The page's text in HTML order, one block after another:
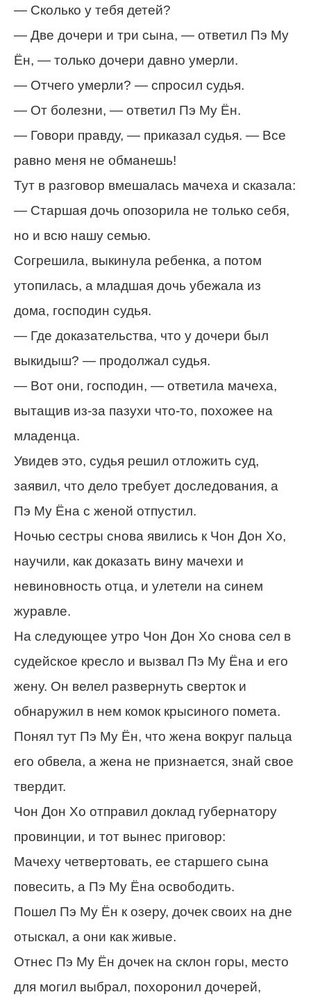
— Сколько у тебя детей?
— Две дочери и три сына, — ответил Пэ Му
Ён, — только дочери давно умерли.
— Отчего умерли? — спросил судья.
— От болезни, — ответил Пэ Му Ён.
— Говори правду, — приказал судья. — Все
равно меня не обманешь!
Тут в разговор вмешалась мачеха и сказала:
— Старшая дочь опозорила не только себя,
но и всю нашу семью.
Согрешила, выкинула ребенка, а потом
утопилась, а младшая дочь убежала из
дома, господин судья.
— Где доказательства, что у дочери был
выкидыш? — продолжал судья.
— Вот они, господин, — ответила мачеха,
вытащив из-за пазухи что-то, похожее на
младенца.
Увидев это, судья решил отложить суд,
заявил, что дело требует доследования, а
Пэ Му Ёна с женой отпустил.
Ночью сестры снова явились к Чон Дон Хо,
научили, как доказать вину мачехи и
невиновность отца, и улетели на синем
журавле.
На следующее утро Чон Дон Хо снова сел в
судейское кресло и вызвал Пэ Му Ёна и его
жену. Он велел развернуть сверток и
обнаружил в нем комок крысиного помета.
Понял тут Пэ Му Ён, что жена вокруг пальца
его обвела, а жена не признается, знай свое
твердит.
Чон Дон Хо отправил доклад губернатору
провинции, и тот вынес приговор:
Мачеху четвертовать, ее старшего сына
повесить, а Пэ Му Ёна освободить.
Пошел Пэ Му Ён к озеру, дочек своих на дне
отыскал, а они как живые.
Отнес Пэ Му Ён дочек на склон горы, место
для могил выбрал, похоронил дочерей,